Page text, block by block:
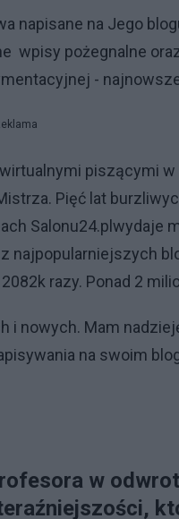
napisane na Jego
wpisy pożegnalne
-
piszącymi
Pięć lat
Salonu24.plwydaje
razy. Ponad 2
i nowych. Mam
na swoim
w